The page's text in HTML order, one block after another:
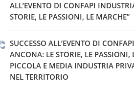
ALL’EVENTO DI CONFAPI
STORIE, LE PASSIONI, LE MARCHE”
SUCCESSO ALL’EVENTO DI
ANCONA: LE STORIE, LE PASSIONI,
PICCOLA E MEDIA INDUSTRIA
NEL TERRITORIO